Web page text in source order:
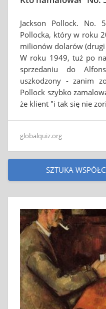
Jackson Pollock. No.
Pollocka, który w roku
milionów dolarów
W roku 1949, tuż po
sprzedaniu do
uszkodzony - zanim
Pollock szybko
że klient "i tak się nie
globalquiz.org
SZTUKA